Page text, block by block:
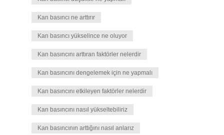
Kan basıncı ne arttırır
Kan basıncı yükselince ne oluyor
Kan basıncını arttıran faktörler nelerdir
Kan basıncını dengelemek için ne yapmalı
Kan basıncını etkileyen faktörler nelerdir
Kan basıncını nasıl yükseltebiliriz
Kan basıncının arttığını nasıl anlarız